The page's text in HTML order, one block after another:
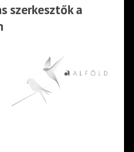
szerkesztők a